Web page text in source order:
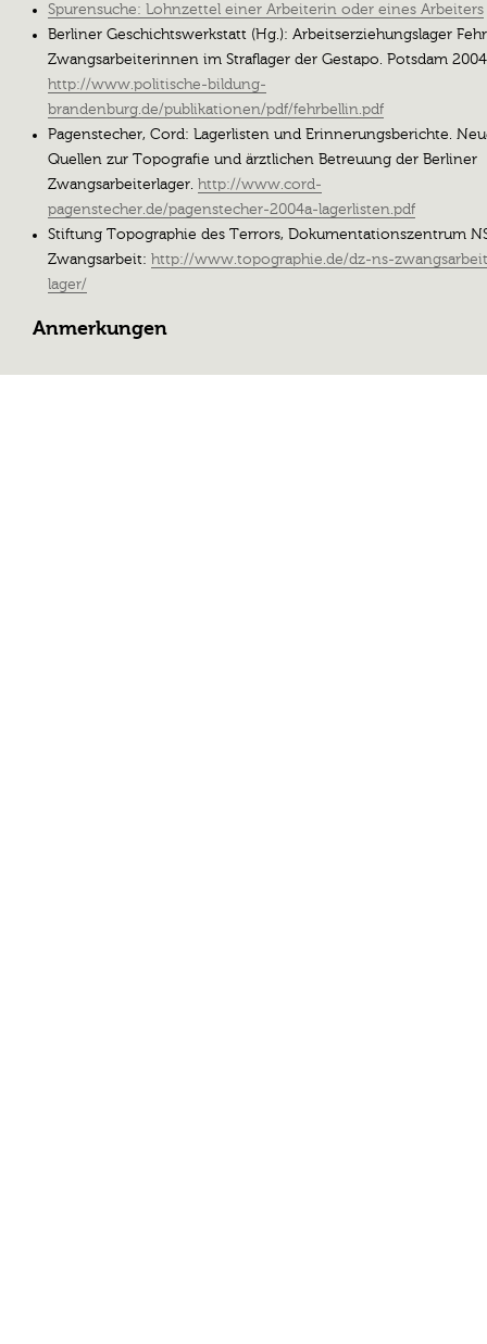
Spurensuche: Lohnzettel einer Arbeiterin oder eines Arbeiters
Berliner Geschichtswerkstatt (Hg.): Arbeitserziehungslager
Zwangsarbeiterinnen im Straflager der Gestapo. Potsdam
http://www.politische-bildung-
brandenburg.de/publikationen/pdf/fehrbellin.pdf
Pagenstecher, Cord: Lagerlisten und Erinnerungsberichte.
Quellen zur Topografie und ärztlichen Betreuung der Berliner
Zwangsarbeiterlager. http://www.cord-
pagenstecher.de/pagenstecher-2004a-lagerlisten.pdf
Stiftung Topographie des Terrors, Dokumentationszentrum
Zwangsarbeit: http://www.topographie.de/dz-ns-
lager/
Anmerkungen